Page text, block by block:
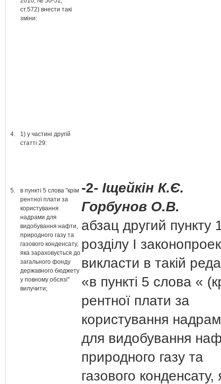
ст.572) внести такі
зміни:
4.
1) у частині другій
статті 29:
5.
в пункті 5 слова "крім
рентної плати за
користування
надрами для
видобування нафти,
природного газу та
газового конденсату,
яка зараховується до
загального фонду
державного бюджету
у повному обсязі"
вилучити;
-2- Іщейкін К.Є.
Горбунов О.В.
абзац другий пункту
розділу І
викласти в такій
«в пункті 5 слова «
рентної плати за
користування
для видобування
природного газу та
газового конденсату,